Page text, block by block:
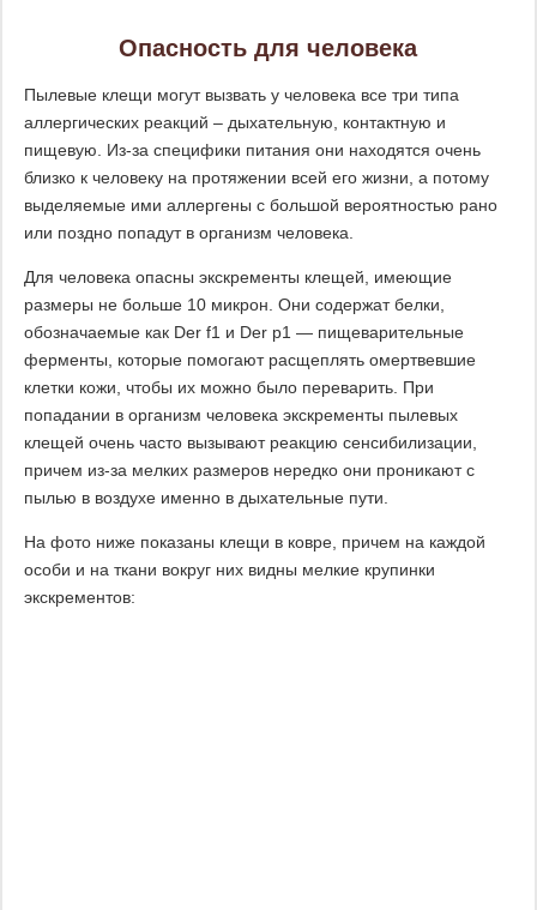
Опасность для человека
Пылевые клещи могут вызвать у человека все три типа
аллергических реакций – дыхательную, контактную и
пищевую. Из-за специфики питания они находятся очень
близко к человеку на протяжении всей его жизни, а потому
выделяемые ими аллергены с большой вероятностью рано
или поздно попадут в организм человека.
Для человека опасны экскременты клещей, имеющие
размеры не больше 10 микрон. Они содержат белки,
обозначаемые как Der f1 и Der p1 — пищеварительные
ферменты, которые помогают расщеплять омертвевшие
клетки кожи, чтобы их можно было переварить. При
попадании в организм человека экскременты пылевых
клещей очень часто вызывают реакцию сенсибилизации,
причем из-за мелких размеров нередко они проникают с
пылью в воздухе именно в дыхательные пути.
На фото ниже показаны клещи в ковре, причем на каждой
особи и на ткани вокруг них видны мелкие крупинки
экскрементов: